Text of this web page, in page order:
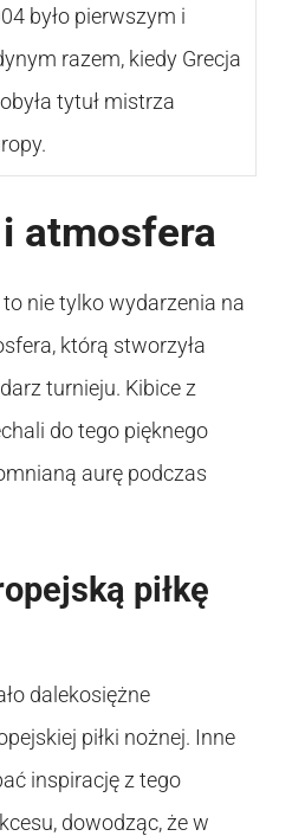
było pierwszym i
razem, kiedy Grecja
tytuł mistrza
atmosfera
to nie tylko wydarzenia na
którą stworzyła
turnieju. Kibice z
do tego pięknego
aurę podczas
piłkę
dalekosiężne
piłki nożnej. Inne
inspirację z tego
dowodząc, że w